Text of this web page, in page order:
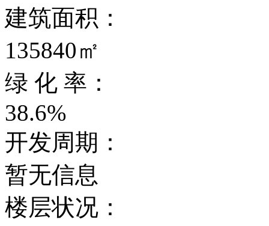
建筑面积：
135840㎡
绿 化 率：
38.6%
开发周期：
暂无信息
楼层状况：